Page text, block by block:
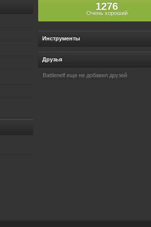
1276
Очень хороший
Инструменты
Друзья
Battlenelf еще не добавил друзей